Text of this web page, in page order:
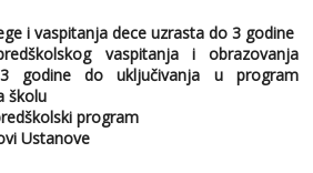
i vaspitanja dece uzrasta do 3 godine
vaspitanja i obrazovanja
godine do uključivanja u program
školu
program
Ustanove